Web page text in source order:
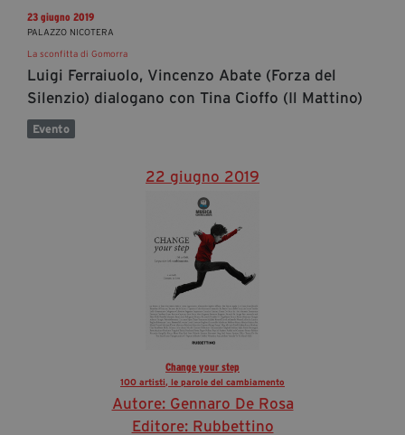
23 giugno 2019
PALAZZO NICOTERA
La sconfitta di Gomorra
Luigi Ferraiuolo, Vincenzo Abate (Forza del
Silenzio) dialogano con Tina Cioffo (Il Mattino)
Evento
22 giugno 2019
Change your step
100 artisti, le parole del cambiamento
Autore: Gennaro De Rosa
Editore: Rubbettino